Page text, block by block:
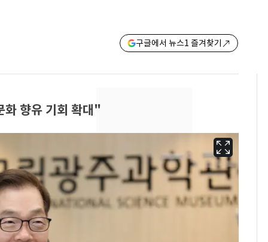
구글에서 뉴스1 즐겨찾기
화 향유 기회 확대"